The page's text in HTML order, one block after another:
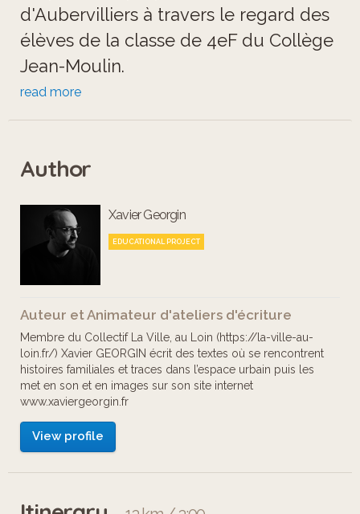
d'Aubervilliers à travers le regard des
élèves de la classe de 4eF du Collège
Jean-Moulin.
Ces textes, images et enregistrements
des lieux qu'ils arpentent au quotidien
habitudes, de leurs déplacements, de
leur histoire personnelle.
Ville au Loin et animé par Xavier
Georgin a été financé par le
Département de la Seine-Saint-Denis
via son dispositif "MICACO - La Culture
et l'Art au Collège"
La Ville au Loin tient tout
particulièrement à remercier M.
read more
Author
Xavier Georgin
EDUCATIONAL PROJECT
Auteur et Animateur d'ateliers d'écriture
Membre du Collectif La Ville, au Loin (https://la-ville-au-
loin.fr/) Xavier GEORGIN écrit des textes où se rencontrent
histoires familiales et traces dans l’espace urbain puis les
met en son et en images sur son site internet
www.xaviergeorgin.fr
View profile